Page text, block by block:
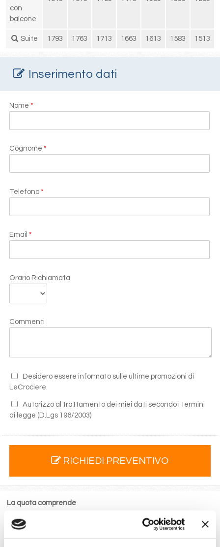
con
balcone
Suite 1793 1763 1713 1663 1613 1583 1513
Inserimento dati
Nome *
Cognome *
Telefono *
Email *
Orario Richiamata
Commenti
Desidero essere informato sulle ultime promozioni di
LeCrociere.
Autorizzo al trattamento dei miei dati secondo i termini
di legge (D.Lgs 196/2003)
RICHIEDI PREVENTIVO
La quota comprende
La sistemazione nella cabina prescelta dotata di ogni
comfort: servizi privati, aria condizionata, telefono, TV